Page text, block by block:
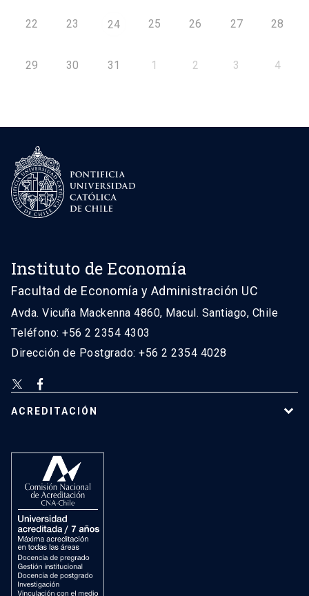
22 23 24 25 26 27 28
29 30 31 1 2 3 4
Instituto de Economía
Facultad de Economía y Administración UC
Avda. Vicuña Mackenna 4860, Macul. Santiago, Chile
Teléfono: +56 2 2354 4303
Dirección de Postgrado: +56 2 2354 4028
ACREDITACIÓN